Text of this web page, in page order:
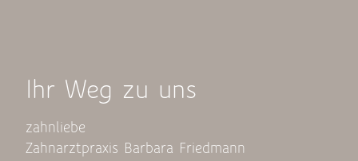
Ihr Weg zu uns
zahnliebe
Zahnarztpraxis Barbara Friedmann